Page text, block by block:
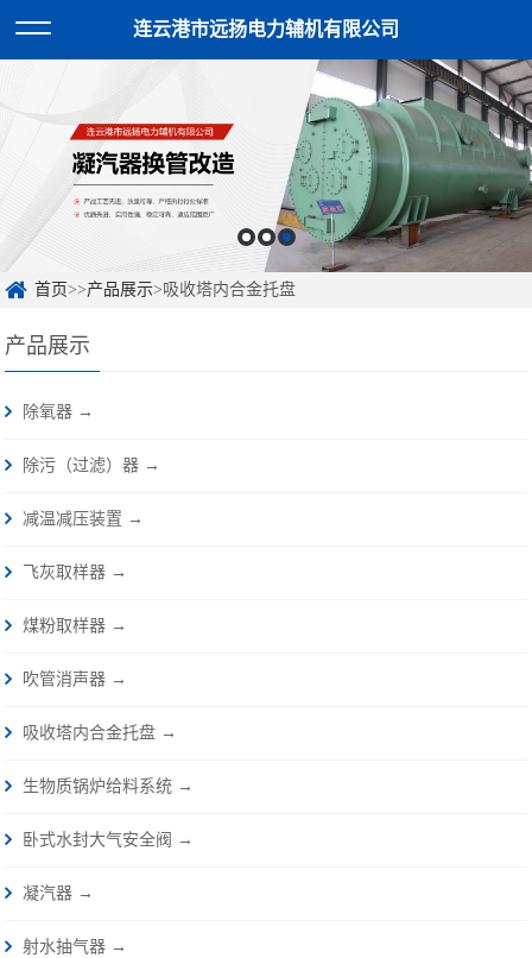
连云港市远扬电力辅机有限公司
首页>>产品展示>吸收塔内合金托盘
产品展示
除氧器 →
除污（过滤）器 →
减温减压装置 →
飞灰取样器 →
煤粉取样器 →
吹管消声器 →
吸收塔内合金托盘 →
生物质锅炉给料系统 →
卧式水封大气安全阀 →
凝汽器 →
射水抽气器 →